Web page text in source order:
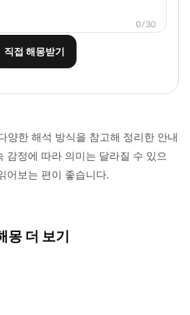
0/30
직접 해몽받기
양한 해석 방식을 참고해 정리한 안내
감정에 따라 의미는 달라질 수 있으
어보는 편이 좋습니다.
몽 더 보기